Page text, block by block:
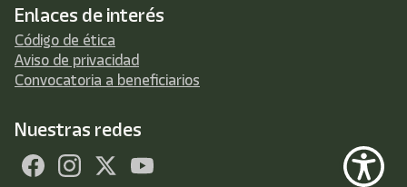
Enlaces de interés
Código de ética
Aviso de privacidad
Convocatoria a beneficiarios
Nuestras redes